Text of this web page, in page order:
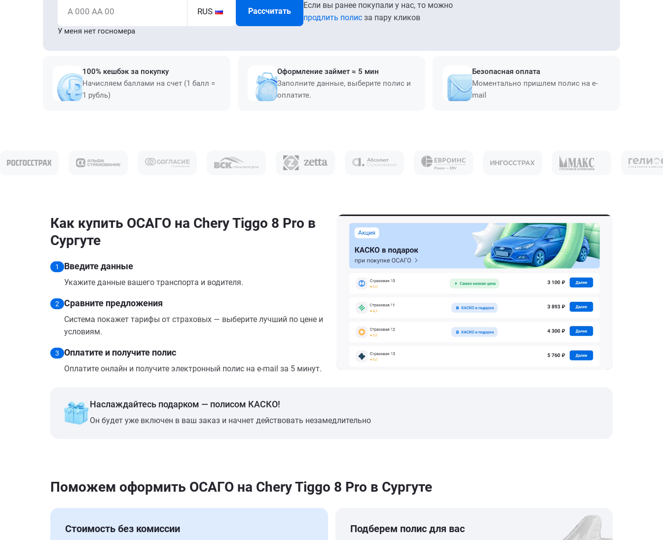
А 000 АА 00 RUS Рассчитать
Если вы ранее покупали у нас, то можно
продлить полис за пару кликов
У меня нет госномера
100% кешбэк за покупку
Начисляем баллами на счет (1 балл =
1 рубль)
Оформление займет ≈ 5 мин
Заполните данные, выберите полис и
оплатите.
Безопасная оплата
Моментально пришлем полис на e-
mail
Как купить ОСАГО на Chery Tiggo 8 Pro в
Сургуте
1 Введите данные
Укажите данные вашего транспорта и водителя.
2 Сравните предложения
Система покажет тарифы от страховых — выберите лучший по цене и
условиям.
3 Оплатите и получите полис
Оплатите онлайн и получите электронный полис на e-mail за 5 минут.
Наслаждайтесь подарком — полисом КАСКО!
Он будет уже включен в ваш заказ и начнет действовать незамедлительно
Поможем оформить ОСАГО на Chery Tiggo 8 Pro в Сургуте
Стоимость без комиссии Подберем полис для вас